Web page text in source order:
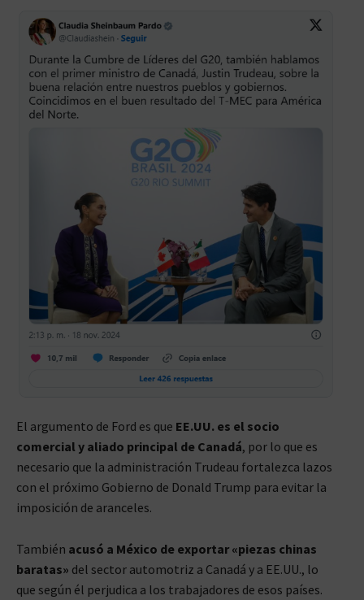
El argumento de Ford es que EE.UU. es el socio
comercial y aliado principal de Canadá, por lo que es
necesario que la administración Trudeau fortalezca lazos
con el próximo Gobierno de Donald Trump para evitar la
imposición de aranceles.
También acusó a México de exportar «piezas chinas
baratas» del sector automotriz a Canadá y a EE.UU., lo
que según él perjudica a los trabajadores de esos países.